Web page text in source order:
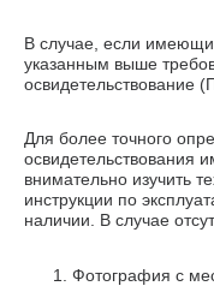
В случае, если
указанным выше
освидетельствование
Для более точного
освидетельствования
внимательно изучить
инструкции по
наличии. В случае
Фотография с